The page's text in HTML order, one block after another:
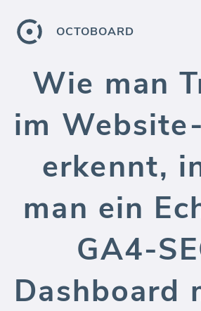
OCTOBOARD
Wie man
im
erkennt,
man ein
GA4-
Dashboard